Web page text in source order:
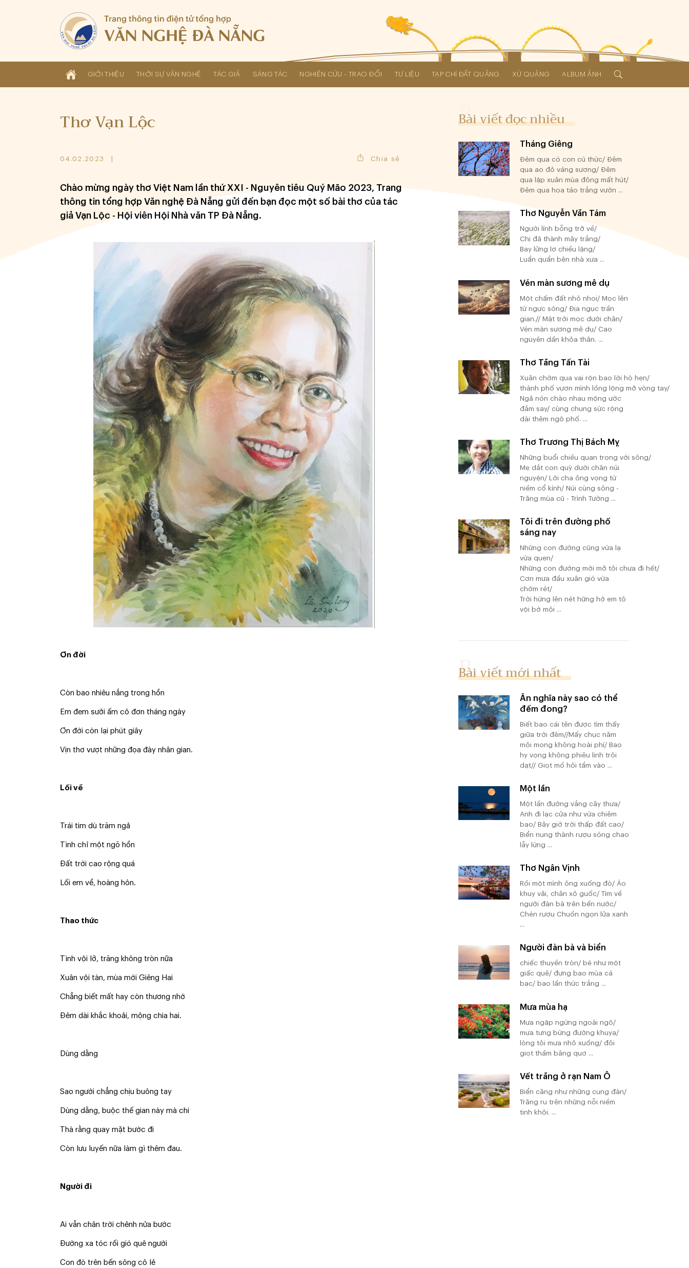
GIỚI THIỆU THỜI SỰ VĂN NGHỆ TÁC GIẢ SÁNG TÁC NGHIÊN CỨU - TRAO ĐỔI TƯ LIỆU TẠP CHÍ ĐẤT QUẢNG XỨ QUẢNG ALBUM ẢNH
Thơ Vạn Lộc
04.02.2023 Chia sẻ
Chào mừng ngày thơ Việt Nam lần thứ XXI - Nguyên tiêu Quý Mão 2023, Trang
thông tin tổng hợp Văn nghệ Đà Nẵng gửi đến bạn đọc một số bài thơ của tác
giả Vạn Lộc - Hội viên Hội Nhà văn TP Đà Nẵng.
Ơn đời
Còn bao nhiêu nắng trong hồn
Em đem sưởi ấm cô đơn tháng ngày
Ơn đời còn lại phút giây
Vịn thơ vượt những đọa đày nhân gian.
Lối về
Trái tim dù trăm ngả
Tình chỉ một ngõ hồn
Đất trời cao rộng quá
Lối em về, hoàng hôn.
Thao thức
Tình vội lỡ, trăng không tròn nữa
Xuân vội tàn, mùa mới Giêng Hai
Chẳng biết mất hay còn thương nhớ
Đêm dài khắc khoải, mộng chia hai.
Dùng dằng
Sao người chẳng chịu buông tay
Dùng dằng, buộc thế gian này mà chi
Thà rằng quay mặt bước đi
Còn lưu luyến nữa làm gì thêm đau.
Người đi​
Ai vẫn chân trời chênh nửa bước
Đường xa tóc rối gió quê người
Con đò trên bến sông cô lẻ
Bài viết đọc nhiều
Tháng Giêng
Đêm qua có con cú thức/ Đêm
qua ao đỏ váng sương/ Đêm
qua lập xuân mùa đông mất hút/
Đêm qua hoa táo trắng vườn ...
Thơ Nguyễn Văn Tám
Người lính bỗng trở về/
Chị đã thành mây trắng/
Bay lửng lơ chiều lặng/
Luẩn quẩn bên nhà xưa ...
Vén màn sương mê dụ
Một chấm đất nhỏ nhoi/ Mọc lên
từ ngực sóng/ Địa ngục trần
gian.// Mặt trời mọc dưới chân/
Vén màn sương mê dụ/ Cao
nguyên dần khỏa thân. ...
Thơ Tăng Tấn Tài
Xuân chớm qua vai rộn bao lời hò hẹn/
thành phố vươn mình lồng lộng mở vòng tay/
Ngả nón chào nhau mộng ước
đắm say/ cùng chung sức rộng
dài thêm ngõ phố. ...
Thơ Trương Thị Bách Mỵ
Những buổi chiều quan trọng với sông/
Mẹ dắt con quỳ dưới chân núi
nguyện/ Lời cha ông vọng từ
niềm cổ kính/ Núi cùng sông -
Trăng mùa cũ - Trình Tường ...
Tôi đi trên đường phố
sáng nay
Những con đường cũng vừa lạ
vừa quen/
Những con đường mới mở tôi chưa đi hết/
Cơn mưa đầu xuân gió vừa
chớm rét/
Trời hừng lên nét hững hờ em tô
vội bờ môi ...
Bài viết mới nhất
Ân nghĩa này sao có thể
đếm đong?
Biết bao cái tên được tìm thấy
giữa trời đêm//Mấy chục năm
mỏi mong không hoài phí/ Bao
hy vọng không phiêu linh trôi
dạt// Giọt mồ hôi tẩm vào ...
Một lần
Một lần đường vắng cây thưa/
Anh đi lạc cửa như vừa chiêm
bao/ Bây giờ trời thấp đất cao/
Biển nung thành rượu sóng chao
lẫy lừng ...
Thơ Ngân Vịnh
Rồi một mình ông xuống đò/ Áo
khuy vải, chân xỏ guốc/ Tìm về
người đàn bà trên bến nước/
Chén rượu Chuồn ngọn lửa xanh
...
Người đàn bà và biển
chiếc thuyền tròn/ bé như một
giấc quê/ đựng bao mùa cá
bạc/ bao lần thức trắng ...
Mưa mùa hạ
Mưa ngập ngừng ngoài ngõ/
mưa tưng bừng đường khuya/
lòng tôi mưa nhỏ xuống/ đôi
giọt thầm bâng quơ ...
Vết trăng ở rạn Nam Ô
Biển căng như những cung đàn/
Trăng ru trên những nỗi niềm
tinh khôi. ...